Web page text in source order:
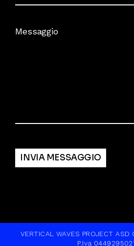
Messaggio
INVIA MESSAGGIO
VERTICAL WAVES PROJECT
P.Iva